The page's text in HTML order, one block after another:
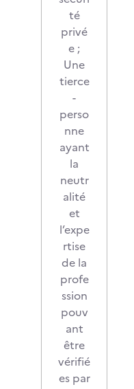
té
privé
e ;
Une
tierce
-
perso
nne
ayant
la
neutr
alité
et
l’expe
rtise
de la
profe
ssion
pouv
ant
être
vérifié
es par